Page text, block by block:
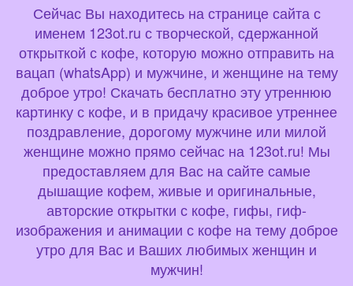
Сейчас Вы находитесь на странице сайта с
именем 123ot.ru с творческой, сдержанной
открыткой с кофе, которую можно отправить на
вацап (whatsApp) и мужчине, и женщине на тему
доброе утро! Скачать бесплатно эту утреннюю
картинку с кофе, и в придачу красивое утреннее
поздравление, дорогому мужчине или милой
женщине можно прямо сейчас на 123ot.ru! Мы
предоставляем для Вас на сайте самые
дышащие кофем, живые и оригинальные,
авторские открытки с кофе, гифы, гиф-
изображения и анимации с кофе на тему доброе
утро для Вас и Ваших любимых женщин и
мужчин!